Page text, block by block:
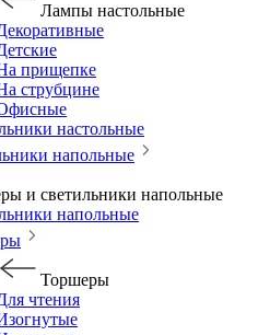
Лампы настольные
прищепке
струбцине
настольные
напольные
и светильники напольные
напольные
Торшеры
чтения